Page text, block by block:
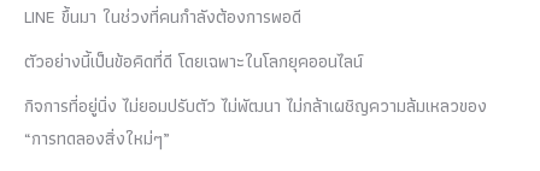
LINE ขึ้นมา ในช่วงที่คนกำลังต้องการพอดี
ตัวอย่างนี้เป็นข้อคิดที่ดี โดยเฉพาะในโลกยุคออนไลน์
กิจการที่อยู่นิ่ง ไม่ยอมปรับตัว ไม่พัฒนา ไม่กล้าเผชิญความล้มเหลวของ
“การทดลองสิ่งใหม่ๆ”